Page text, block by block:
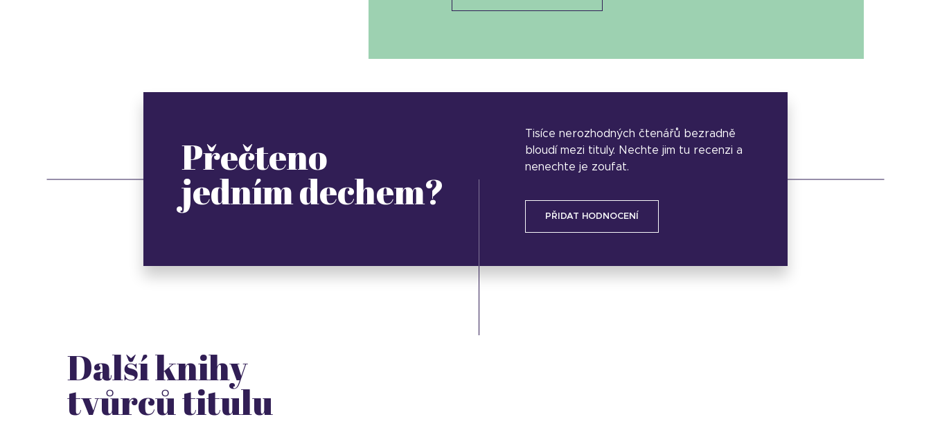
Přečteno
jedním dechem?
Tisíce nerozhodných čtenářů bezradně
bloudí mezi tituly. Nechte jim tu recenzi a
nenechte je zoufat.
PŘIDAT HODNOCENÍ
Další knihy
tvůrců titulu